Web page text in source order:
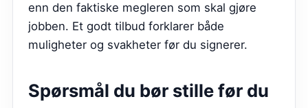
enn den faktiske megleren som skal gjøre
jobben. Et godt tilbud forklarer både
muligheter og svakheter før du signerer.
Spørsmål du bør stille før du